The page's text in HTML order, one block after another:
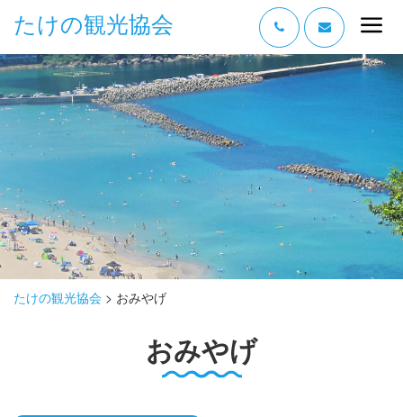
たけの観光協会
“たけの” の魅力
過ごし方
みどころ
泊まる
おみやげ
たけの観光協会 > おみやげ
おみやげ